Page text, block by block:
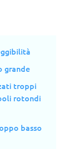
grande
troppi
rotondi
basso